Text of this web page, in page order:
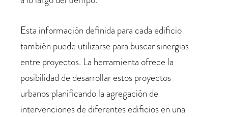
Esta información definida para cada edificio
también puede utilizarse para buscar sinergias
entre proyectos. La herramienta ofrece la
posibilidad de desarrollar estos proyectos
urbanos planificando la agregación de
intervenciones de diferentes edificios en una